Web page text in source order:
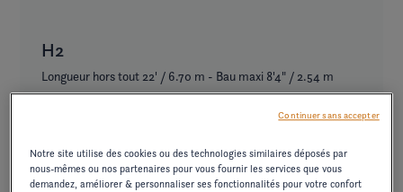
H2
Longueur hors tout 22' / 6.70 m - Bau maxi 8'4" / 2.54 m
CONFIGURER
Notre site utilise des cookies ou des technologies similaires déposés par
nous-mêmes ou nos partenaires pour vous fournir les services que vous
demandez, améliorer & personnaliser ses fonctionnalités pour votre confort
Continuer sans accepter